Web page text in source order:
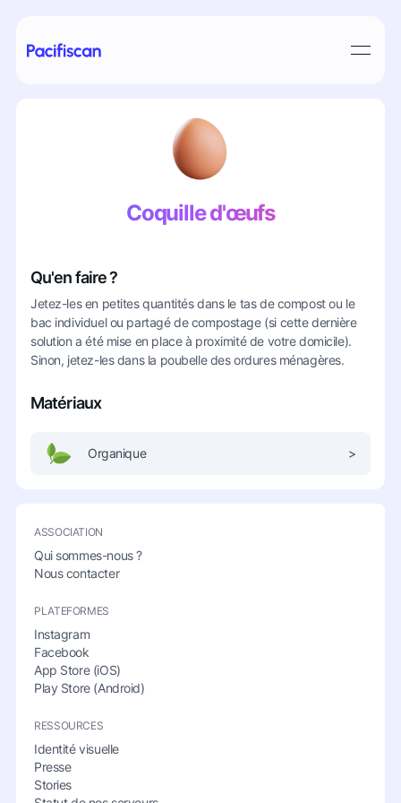
Coquille d'œufs
Qu'en faire ?
Jetez-les en petites quantités dans le tas de compost ou le
bac individuel ou partagé de compostage (si cette dernière
solution a été mise en place à proximité de votre domicile).
Sinon, jetez-les dans la poubelle des ordures ménagères.
Matériaux
Organique >
ASSOCIATION
Qui sommes-nous ?
Nous contacter
PLATEFORMES
Instagram
Facebook
App Store (iOS)
Play Store (Android)
RESSOURCES
Identité visuelle
Presse
Stories